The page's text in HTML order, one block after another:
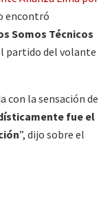
encontró
Somos Técnicos
partido del volante
con la sensación de
fue el
”, dijo sobre el